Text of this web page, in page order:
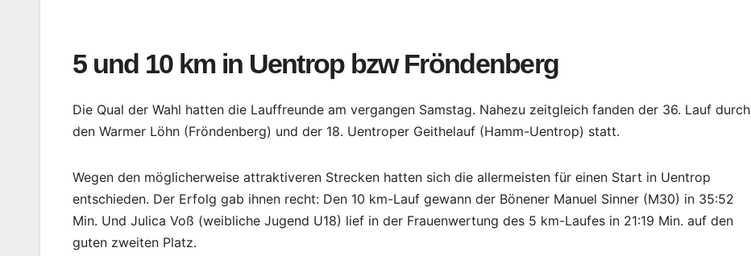
5 und 10 km in Uentrop bzw Fröndenberg
Die Qual der Wahl hatten die Lauffreunde am vergangen Samstag. Nahezu zeitgleich fanden der 36. Lauf durch
den Warmer Löhn (Fröndenberg) und der 18. Uentroper Geithelauf (Hamm-Uentrop) statt.
Wegen den möglicherweise attraktiveren Strecken hatten sich die allermeisten für einen Start in Uentrop
entschieden. Der Erfolg gab ihnen recht: Den 10 km-Lauf gewann der Bönener Manuel Sinner (M30) in 35:52
Min. Und Julica Voß (weibliche Jugend U18) lief in der Frauenwertung des 5 km-Laufes in 21:19 Min. auf den
guten zweiten Platz.